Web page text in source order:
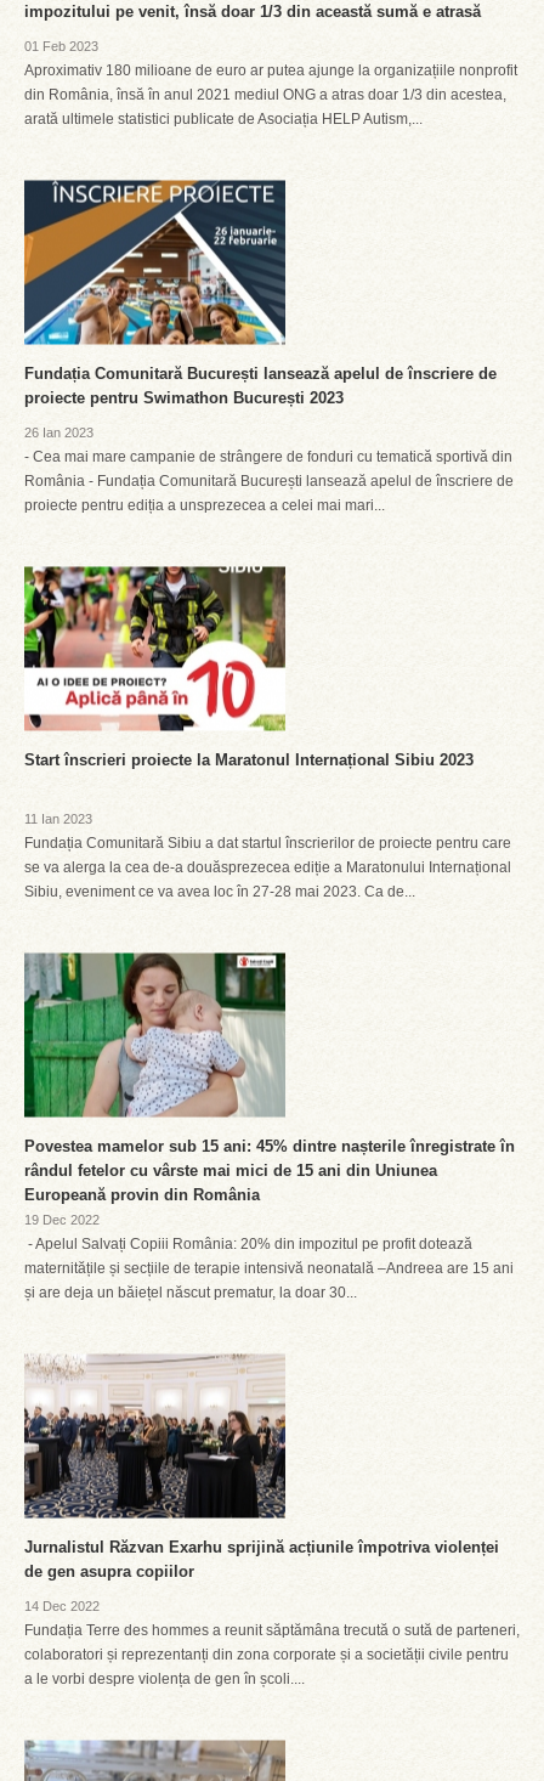
impozitului pe venit, însă doar 1/3 din această sumă e atrasă
01 Feb 2023
Aproximativ 180 milioane de euro ar putea ajunge la organizațiile nonprofit
din România, însă în anul 2021 mediul ONG a atras doar 1/3 din acestea,
arată ultimele statistici publicate de Asociația HELP Autism,...
Fundația Comunitară București lansează apelul de înscriere de
proiecte pentru Swimathon București 2023
26 Ian 2023
- Cea mai mare campanie de strângere de fonduri cu tematică sportivă din
România - Fundația Comunitară București lansează apelul de înscriere de
proiecte pentru ediția a unsprezecea a celei mai mari...
Start înscrieri proiecte la Maratonul Internațional Sibiu 2023
11 Ian 2023
Fundația Comunitară Sibiu a dat startul înscrierilor de proiecte pentru care
se va alerga la cea de-a douăsprezecea ediție a Maratonului Internațional
Sibiu, eveniment ce va avea loc în 27-28 mai 2023. Ca de...
Povestea mamelor sub 15 ani: 45% dintre nașterile înregistrate în
rândul fetelor cu vârste mai mici de 15 ani din Uniunea
Europeană provin din România
19 Dec 2022
- Apelul Salvați Copiii România: 20% din impozitul pe profit dotează
maternitățile și secțiile de terapie intensivă neonatală –Andreea are 15 ani
și are deja un băiețel născut prematur, la doar 30...
Jurnalistul Răzvan Exarhu sprijină acțiunile împotriva violenței
de gen asupra copiilor
14 Dec 2022
Fundația Terre des hommes a reunit săptămâna trecută o sută de parteneri,
colaboratori și reprezentanți din zona corporate și a societății civile pentru
a le vorbi despre violența de gen în școli....